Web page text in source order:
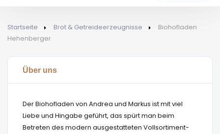
Startseite Brot & Getreideerzeugnisse
Biohofladen
Hehenberger
Über uns
Der Biohofladen von Andrea und Markus ist mit viel
Liebe und Hingabe geführt, das spürt man beim
Betreten des modern ausgestatteten Vollsortiment-